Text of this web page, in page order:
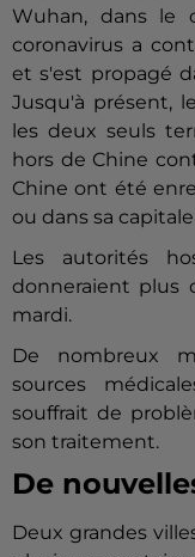
Wuhan, dans le
coronavirus a
et s'est propagé
Jusqu'à présent,
les deux seuls
hors de Chine
Chine ont été
ou dans sa
Les autorités
donneraient plus
mardi.
De nombreux
sources
souffrait de
son traitement.
De
Deux grandes